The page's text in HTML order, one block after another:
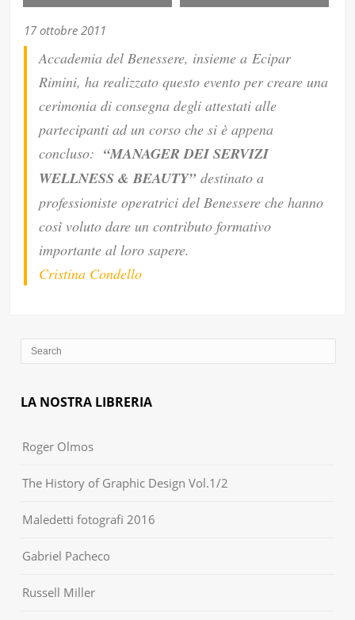
17 ottobre 2011
Accademia del Benessere, insieme a Ecipar
Rimini, ha realizzato questo evento per creare una
cerimonia di consegna degli attestati alle
partecipanti ad un corso che si è appena
concluso: “MANAGER DEI SERVIZI
WELLNESS & BEAUTY” destinato a
professioniste operatrici del Benessere che hanno
così voluto dare un contributo formativo
importante al loro sapere.
Cristina Condello
LA NOSTRA LIBRERIA
Roger Olmos
The History of Graphic Design Vol.1/2
Maledetti fotografi 2016
Gabriel Pacheco
Russell Miller